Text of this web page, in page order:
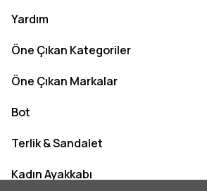
Yardım
Öne Çıkan Kategoriler
Öne Çıkan Markalar
Bot
Terlik & Sandalet
Kadın Ayakkabı